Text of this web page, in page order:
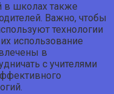
в школах также
Важно, чтобы
технологии
использование
в
с учителями